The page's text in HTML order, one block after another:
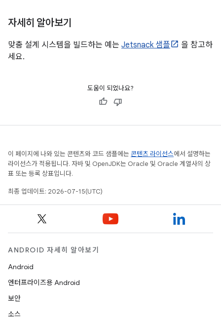
자세히 알아보기
맞춤 설계 시스템을 빌드하는 예는 Jetsnack 샘플
을 참고하
세요.
도움이 되었나요?
이 페이지에 나와 있는 콘텐츠와 코드 샘플에는 콘텐츠 라이선스에서 설명하는
라이선스가 적용됩니다. 자바 및 OpenJDK는 Oracle 및 Oracle 계열사의 상
표 또는 등록 상표입니다.
최종 업데이트: 2026-07-15(UTC)
ANDROID 자세히 알아보기
Android
엔터프라이즈용 Android
보안
소스